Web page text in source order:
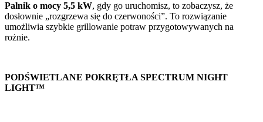
Palnik o mocy 5,5 kW, gdy go uruchomisz, to zobaczysz, że
dosłownie „rozgrzewa się do czerwoności”. To rozwiązanie
umożliwia szybkie grillowanie potraw przygotowywanych na
rożnie.
PODŚWIETLANE POKRĘTŁA SPECTRUM NIGHT
LIGHT™